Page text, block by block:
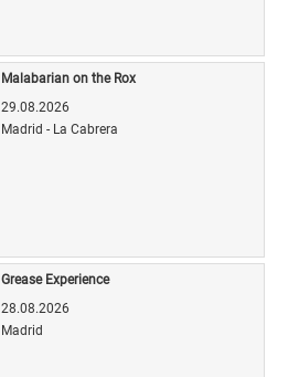
Malabarian on the Rox
29.08.2026
Madrid - La Cabrera
Grease Experience
28.08.2026
Madrid